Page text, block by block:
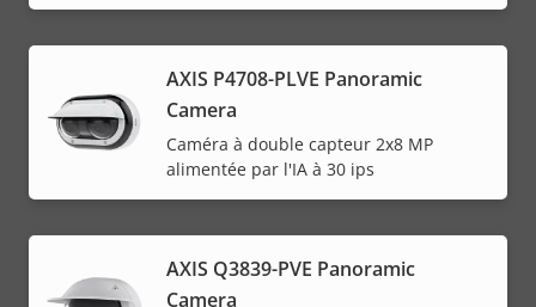
AXIS P4708-PLVE Panoramic
Camera
Caméra à double capteur 2x8 MP
alimentée par l'IA à 30 ips
AXIS Q3839-PVE Panoramic
Camera